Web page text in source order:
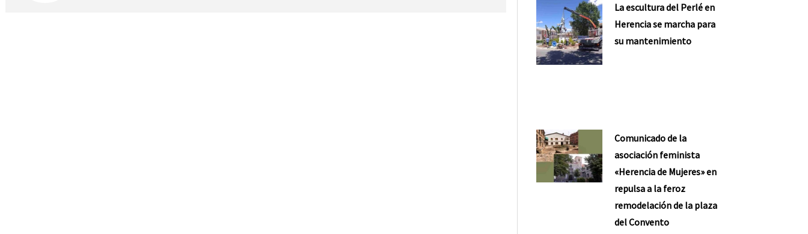
La escultura del Perlé en
Herencia se marcha para
su mantenimiento
Comunicado de la
asociación feminista
«Herencia de Mujeres» en
repulsa a la feroz
remodelación de la plaza
del Convento